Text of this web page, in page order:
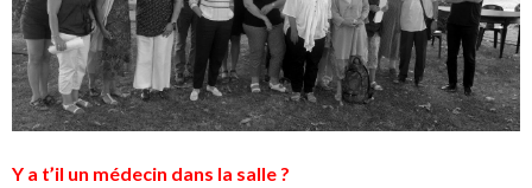
Y a t’il un médecin dans la salle ?